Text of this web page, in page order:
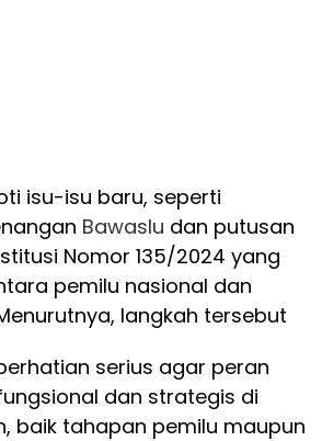
isu-isu baru, seperti
Bawaslu dan putusan
Nomor 135/2024 yang
pemilu nasional dan
langkah tersebut
serius agar peran
dan strategis di
baik tahapan pemilu maupun